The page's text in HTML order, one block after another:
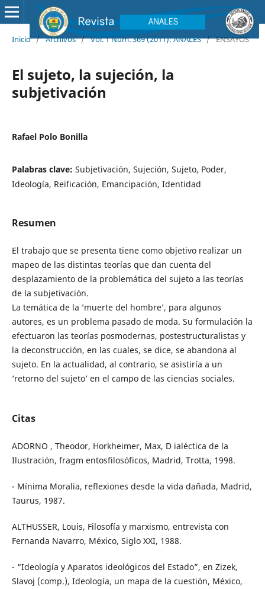
Inicio / Archivos / Vol. 1 Núm. 369 (2011): ANALES / ENSAYOS
El sujeto, la sujeción, la
subjetivación
Rafael Polo Bonilla
Palabras clave: Subjetivación, Sujeción, Sujeto, Poder,
Ideología, Reificación, Emancipación, Identidad
Resumen
El trabajo que se presenta tiene como objetivo realizar un
mapeo de las distintas teorías que dan cuenta del
desplazamiento de la problemática del sujeto a las teorías
de la subjetivación.
La temática de la ’muerte del hombre’, para algunos
autores, es un problema pasado de moda. Su formulación la
efectuaron las teorías posmodernas, postestructuralistas y
la deconstrucción, en las cuales, se dice, se abandona al
sujeto. En la actualidad, al contrario, se asistiría a un
‘retorno del sujeto’ en el campo de las ciencias sociales.
Citas
ADORNO , Theodor, Horkheimer, Max, D ialéctica de la
Ilustración, fragm entosfilosóficos, Madrid, Trotta, 1998.
- Mínima Moralia, reflexiones desde la vida dañada, Madrid,
Taurus, 1987.
ALTHUSSER, Louis, Filosofía y marxismo, entrevista con
Fernanda Navarro, México, Siglo XXI, 1988.
- “Ideología y Aparatos ideológicos del Estado”, en Zizek,
Slavoj (comp.), Ideología, un mapa de la cuestión, México,